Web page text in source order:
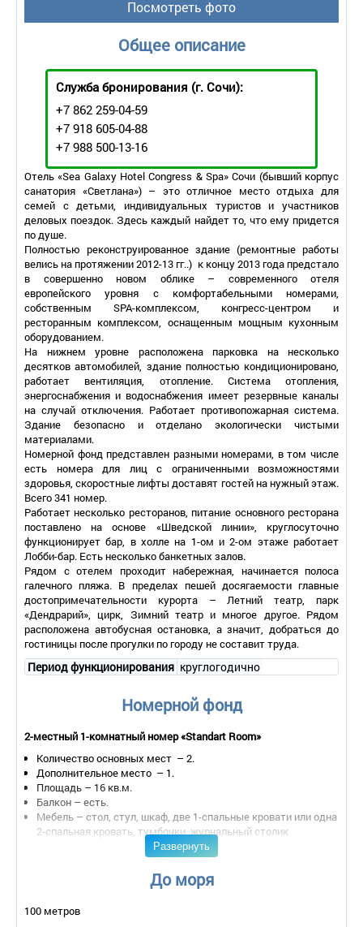
Посмотреть фото
Общее описание
Служба бронирования (г. Сочи):
+7 862 259-04-59
+7 918 605-04-88
+7 988 500-13-16
Отель «Sea Galaxy Hotel Congress & Spa» Сочи (бывший корпус
санатория «Светлана») – это отличное место отдыха для
семей с детьми, индивидуальных туристов и участников
деловых поездок. Здесь каждый найдет то, что ему придется
по душе.
Полностью реконструированное здание (ремонтные работы
велись на протяжении 2012-13 гг..) к концу 2013 года предстало
в совершенно новом облике – современного отеля
европейского уровня с комфортабельными номерами,
собственным SPA-комплексом, конгресс-центром и
ресторанным комплексом, оснащенным мощным кухонным
оборудованием.
На нижнем уровне расположена парковка на несколько
десятков автомобилей, здание полностью кондиционировано,
работает вентиляция, отопление. Система отопления,
энергоснабжения и водоснабжения имеет резервные каналы
на случай отключения. Работает противопожарная система.
Здание безопасно и отделано экологически чистыми
материалами.
Номерной фонд представлен разными номерами, в том числе
есть номера для лиц с ограниченными возможностями
здоровья, скоростные лифты доставят гостей на нужный этаж.
Всего 341 номер.
Работает несколько ресторанов, питание основного ресторана
поставлено на основе «Шведской линии», круглосуточно
функционирует бар, в холле на 1-ом и 2-ом этаже работает
Лобби-бар. Есть несколько банкетных залов.
Рядом с отелем проходит набережная, начинается полоса
галечного пляжа. В пределах пешей досягаемости главные
достопримечательности курорта – Летний театр, парк
«Дендрарий», цирк, Зимний театр и многое другое. Рядом
расположена автобусная остановка, а значит, добраться до
гостиницы после прогулки по городу не составит труда.
Период функционирования круглогодично
Номерной фонд
2-местный 1-комнатный номер «Standart Room»
Количество основных мест – 2.
Дополнительное место – 1.
Площадь – 16 кв.м.
Балкон – есть.
Мебель – стол, стул, шкаф, две 1-спальные кровати или одна
2-спальная кровать, тумбочки, журнальный столик
Оборудование – кондиционер, плазменная панель,
холодильник, телефон, сейф.
Санузел – душевая кабина, раковина, фен, унитаз,
косметическое зеркало, косметический набор.
Wi-Fi.
Сервис:
Развернуть
До моря
100 метров